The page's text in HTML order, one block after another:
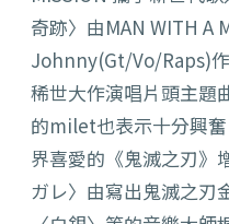
奇跡〉由MAN WITH A
Johnny(Gt/Vo/Raps)
稀世大作演唱片頭主題
的milet也表示十分興
界喜愛的《鬼滅之刃》
ガレ〉由寫出鬼滅之刃